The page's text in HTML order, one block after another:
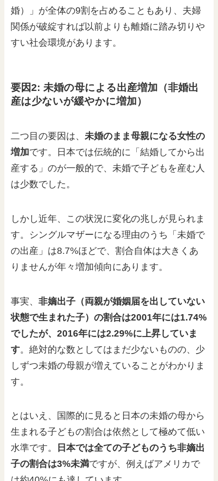
婚）」が全体の9割を占めることもあり、夫婦
関係が破綻すれば以前よりも離婚に踏み切りや
すい社会環境があります。
要因2: 未婚の母による出産増加（非婚出
産は少ないが緩やかに増加）
二つ目の要因は、未婚のまま母親になる女性の
増加です。日本では伝統的に「結婚してから出
産する」のが一般的で、未婚で子どもを産む人
は少数でした。
しかし近年、この状況に変化の兆しが見られま
す。シングルマザーになる理由のうち「未婚で
の出産」は8.7%ほどで、割合自体は大きくあ
りませんが年々増加傾向にあります。
事実、非嫡出子（両親が婚姻届を出していない
状態で生まれた子）の割合は2001年には1.74%
でしたが、2016年には2.29%に上昇していま
す。絶対的な数としてはまだ少ないものの、少
しずつ未婚の母親が増えていることがわかりま
す。
とはいえ、国際的に見ると日本の未婚の母から
生まれる子どもの割合は依然として極めて低い
水準です。
日本では全ての子どものうち非嫡出
子の割合は3%未満ですが、例えばアメリカで